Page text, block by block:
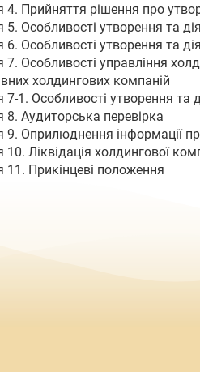
4. Прийняття рішення про
5. Особливості утворення та
6. Особливості утворення та
7. Особливості управління
холдингових компаній
7-1. Особливості утворення та
8. Аудиторська перевірка
9. Оприлюднення інформації
10. Ліквідація холдингової
11. Прикінцеві положення